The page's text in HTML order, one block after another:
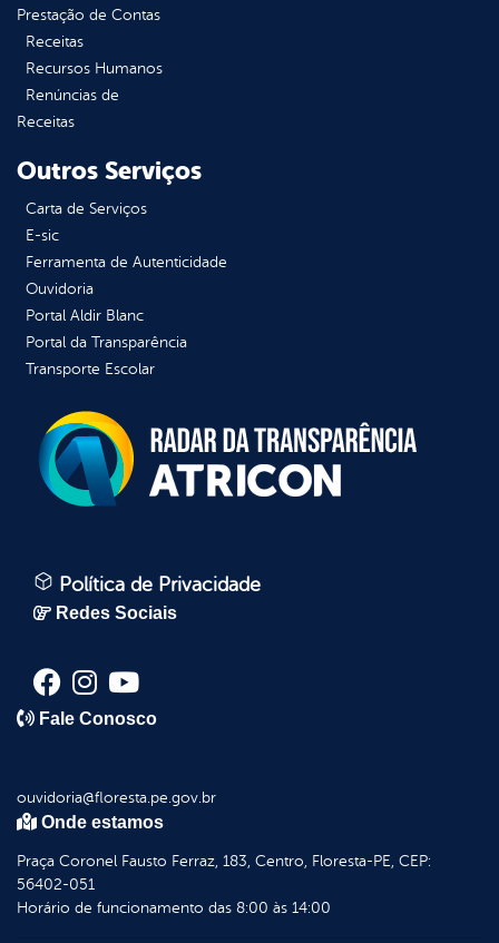
Prestação de Contas
Receitas
Recursos Humanos
Renúncias de
Receitas
Outros Serviços
Carta de Serviços
E-sic
Ferramenta de Autenticidade
Ouvidoria
Portal Aldir Blanc
Portal da Transparência
Transporte Escolar
Política de Privacidade
Redes Sociais
Fale Conosco
ouvidoria@floresta.pe.gov.br
Onde estamos
Praça Coronel Fausto Ferraz, 183, Centro, Floresta-PE, CEP:
56402-051
Horário de funcionamento das 8:00 às 14:00